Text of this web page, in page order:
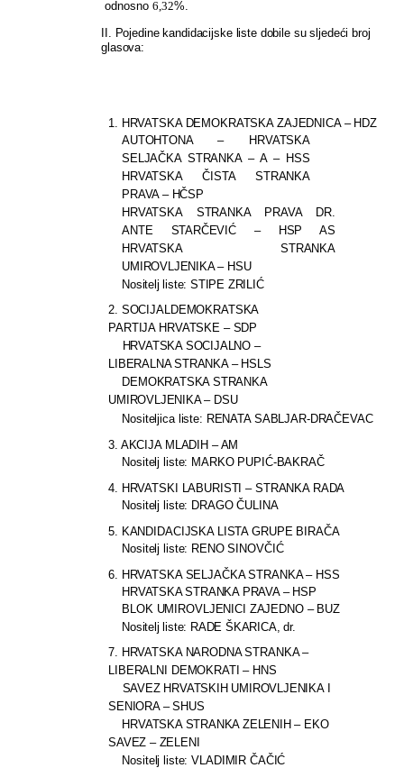
odnosno 6,32%.
II. Pojedine kandidacijske liste dobile su sljedeći broj
glasova:
1. HRVATSKA DEMOKRATSKA ZAJEDNICA – HDZ
AUTOHTONA – HRVATSKA
SELJAČKA STRANKA – A – HSS
HRVATSKA ČISTA STRANKA
PRAVA – HČSP
HRVATSKA STRANKA PRAVA DR.
ANTE STARČEVIĆ – HSP AS
HRVATSKA STRANKA
UMIROVLJENIKA – HSU
Nositelj liste: STIPE ZRILIĆ
2. SOCIJALDEMOKRATSKA
PARTIJA HRVATSKE – SDP
HRVATSKA SOCIJALNO –
LIBERALNA STRANKA – HSLS
DEMOKRATSKA STRANKA
UMIROVLJENIKA – DSU
Nositeljica liste: RENATA SABLJAR-DRAČEVAC
3. AKCIJA MLADIH – AM
Nositelj liste: MARKO PUPIĆ-BAKRAČ
4. HRVATSKI LABURISTI – STRANKA RADA
Nositelj liste: DRAGO ČULINA
5. KANDIDACIJSKA LISTA GRUPE BIRAČA
Nositelj liste: RENO SINOVČIĆ
6. HRVATSKA SELJAČKA STRANKA – HSS
HRVATSKA STRANKA PRAVA – HSP
BLOK UMIROVLJENICI ZAJEDNO – BUZ
Nositelj liste: RADE ŠKARICA, dr.
7. HRVATSKA NARODNA STRANKA –
LIBERALNI DEMOKRATI – HNS
SAVEZ HRVATSKIH UMIROVLJENIKA I
SENIORA – SHUS
HRVATSKA STRANKA ZELENIH – EKO
SAVEZ – ZELENI
Nositelj liste: VLADIMIR ČAČIĆ